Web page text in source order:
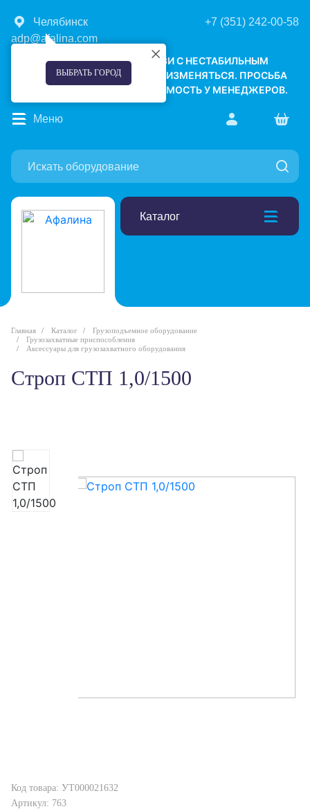
Челябинск
ВЫБРАТЬ ГОРОД
+7 (351) 242-00-58
adp@afalina.com
УВАЖАЕМЫЕ КЛИЕНТЫ! В СВЯЗИ С НЕСТАБИЛЬНЫМ
КУРСОМ ВАЛЮТ, ЦЕНЫ МОГУТ ИЗМЕНЯТЬСЯ. ПРОСЬБА
УТОЧНЯТЬ АКТУАЛЬНУЮ СТОИМОСТЬ У МЕНЕДЖЕРОВ.
Каталог
Меню
Главная Каталог
Грузоподъемное оборудование
Грузозахватные приспособления
Аксессуары для грузозахватного оборудования
Строп СТП 1,0/1500
Код товара: УТ000021632
Артикул: 763